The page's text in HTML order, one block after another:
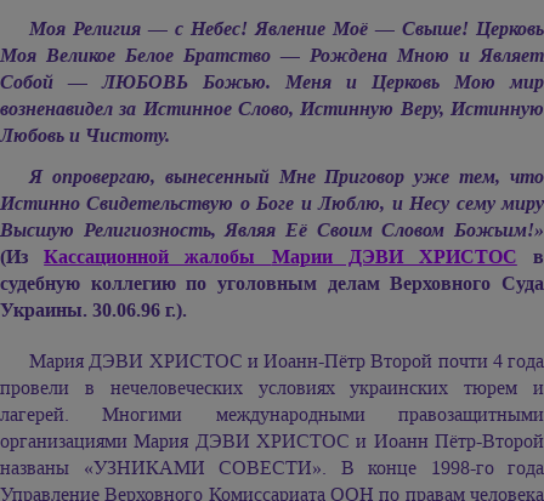
Моя Религия — с Небес! Явление Моё — Свыше! Церковь
Моя Великое Белое Братство — Рождена Мною и Являет
Собой — ЛЮБОВЬ Божью. Меня и Церковь Мою мир
возненавидел за Истинное Слово, Истинную Веру, Истинную
Любовь и Чистоту.
Я опровергаю, вынесенный Мне Приговор уже тем, что
Истинно Свидетельствую о Боге и Люблю, и Несу сему миру
Высшую Религиозность, Являя Её Своим Словом Божьим!»
(ИзКассационной жалобы Марии ДЭВИ ХРИСТОС в
судебную коллегию по уголовным делам Верховного Суда
Украины. 30.06.96 г.).
Мария ДЭВИ ХРИСТОС и Иоанн-Пётр Второй почти 4 года
провели в нечеловеческих условиях украинских тюрем и
лагерей. Многими международными правозащитными
организациямиМария ДЭВИ ХРИСТОС и Иоанн Пётр-Второй
названы «УЗНИКАМИ СОВЕСТИ». В конце 1998-го года
Управление Верховного Комиссариата ООН по правам человека